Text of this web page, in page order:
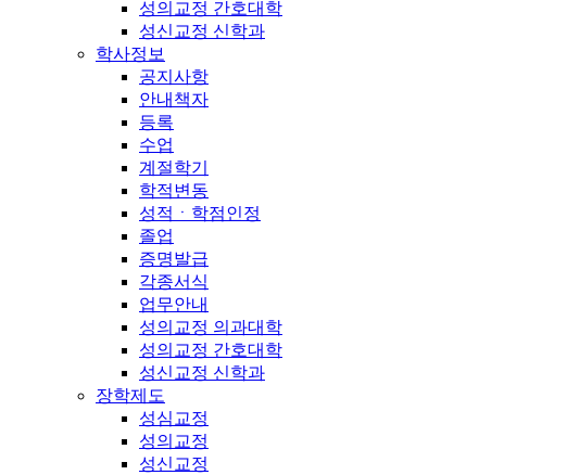
성의교정 간호대학
성신교정 신학과
학사정보
공지사항
안내책자
등록
수업
계절학기
학적변동
성적ㆍ학점인정
졸업
증명발급
각종서식
업무안내
성의교정 의과대학
성의교정 간호대학
성신교정 신학과
장학제도
성심교정
성의교정
성신교정